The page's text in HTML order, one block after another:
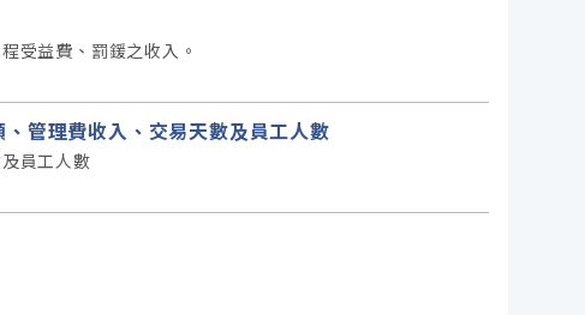
受益費、罰鍰之收入。
管理費收入、交易天數及員工人數
員工人數